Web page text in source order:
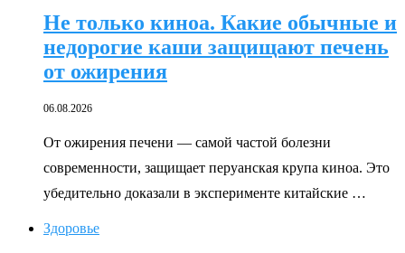
Не только киноа. Какие обычные и
недорогие каши защищают печень
от ожирения
06.08.2026
От ожирения печени — самой частой болезни
современности, защищает перуанская крупа киноа. Это
убедительно доказали в эксперименте китайские …
Здоровье